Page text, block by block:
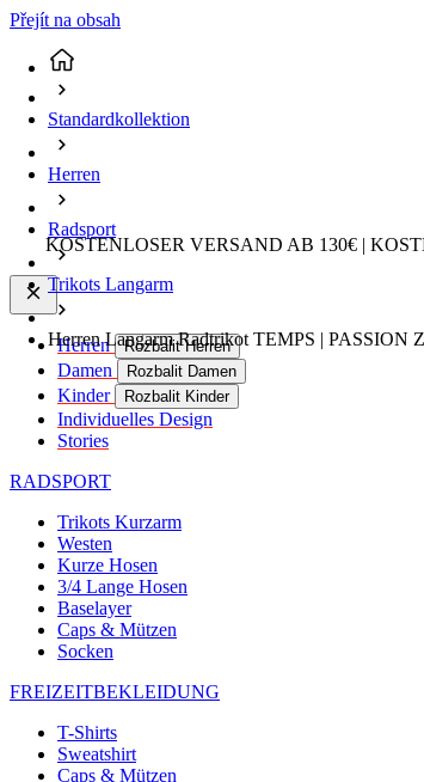
Přejít na obsah
KOSTENLOSER VERSAND AB 130€ |
Herren Rozbalit Herren
Damen Rozbalit Damen
Kinder Rozbalit Kinder
Individuelles Design
Stories
RADSPORT
Trikots Kurzarm
Westen
Kurze Hosen
3/4 Lange Hosen
Baselayer
Caps & Mützen
Socken
FREIZEITBEKLEIDUNG
T-Shirts
Sweatshirt
Caps & Mützen
Standardkollektion
Herren
Radsport
Trikots Langarm
Herren Langarm Radtrikot TEMPS | PASSION